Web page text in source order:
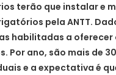
terão que instalar e
pela ANTT.
habilitadas a oferecer
Por ano, são mais de
e a expectativa é